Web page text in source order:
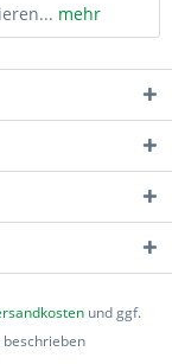
mehr
und ggf.